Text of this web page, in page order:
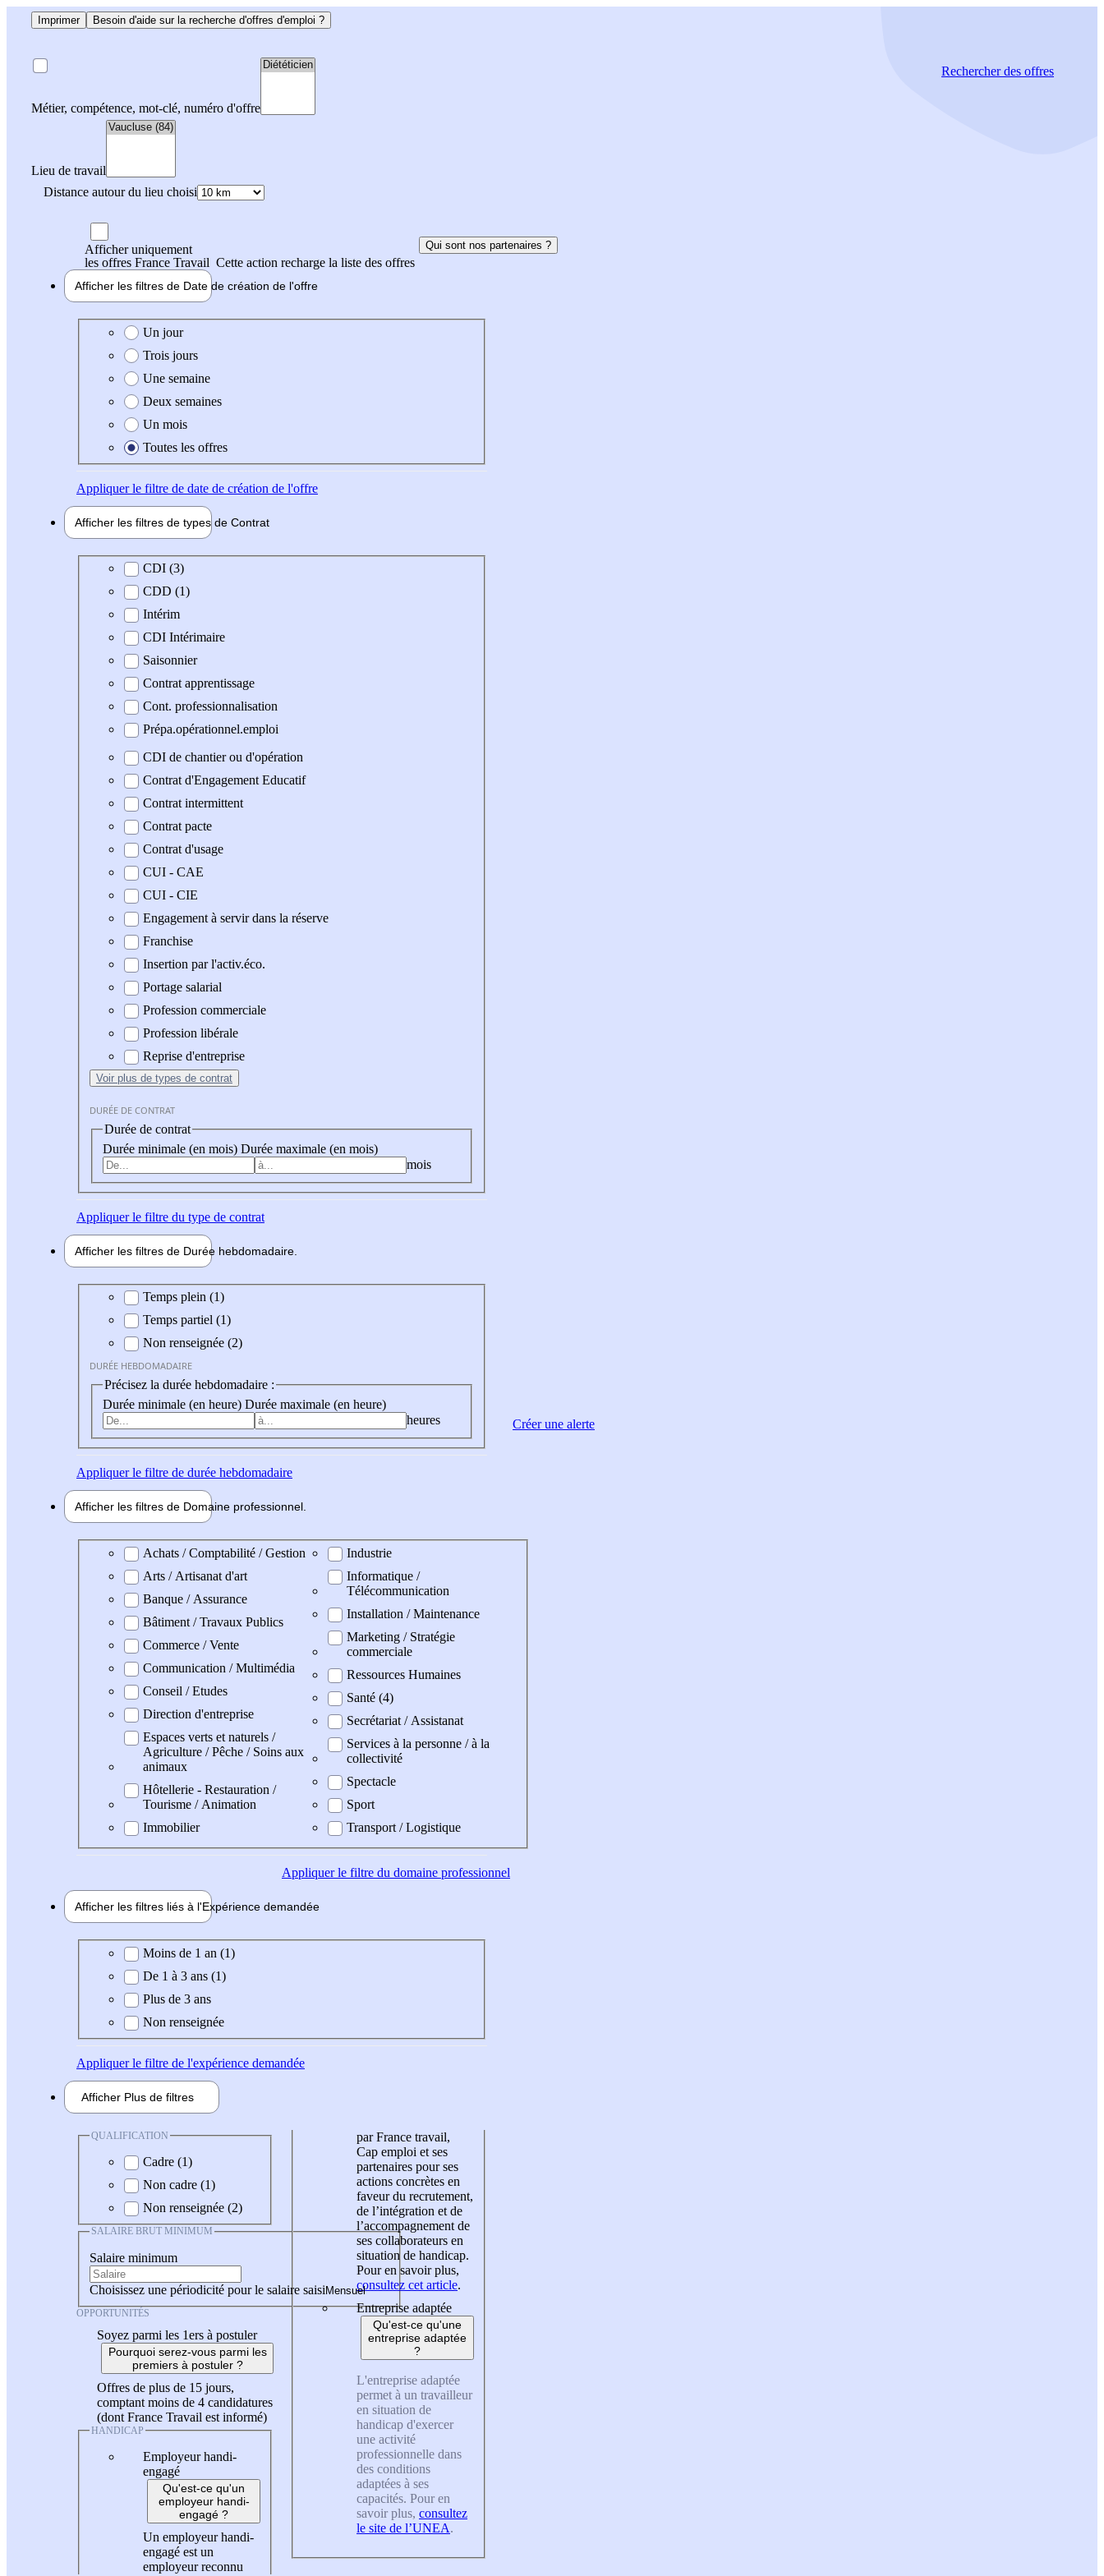
Imprimer Besoin d'aide sur la recherche d'offres d'emploi ?
Métier, compétence, mot-clé, numéro d'offre
Lieu de travail
Distance autour du lieu choisi
Rechercherdes offres
Afficher uniquement
les offres France Travail Cette action recharge la liste des offres
Qui sont nos partenaires ?
Afficher les filtres de Date de création de l'offre
Date de création de l'offre
Un jour
Trois jours
Une semaine
Deux semaines
Un mois
Toutes les offres
Appliquerle filtre de date de création de l'offre
Afficher les filtres de types de Contrat
Type de contrat
CDI (3)
CDD (1)
Intérim
CDI Intérimaire
Saisonnier
Contrat apprentissage
Cont. professionnalisation
Prépa.opérationnel.emploi
CDI de chantier ou d'opération
Contrat d'Engagement Educatif
Contrat intermittent
Contrat pacte
Contrat d'usage
CUI - CAE
CUI - CIE
Engagement à servir dans la réserve
Franchise
Insertion par l'activ.éco.
Portage salarial
Profession commerciale
Profession libérale
Reprise d'entreprise
Voir plus de types de contrat
DURÉE DE CONTRAT
Durée de contrat
Durée minimale (en mois) Durée maximale (en mois)
mois
Appliquerle filtre du type de contrat
Afficher les filtres de Durée hebdomadaire
Durée hebdomadaire
Temps plein (1)
Temps partiel (1)
Non renseignée (2)
DURÉE HEBDOMADAIRE
Précisez la durée hebdomadaire :
Durée minimale (en heure) Durée maximale (en heure)
heures
Appliquerle filtre de durée hebdomadaire
Afficher les filtres de Domaine professionnel
Domaine professionel
Achats / Comptabilité / Gestion
Arts / Artisanat d'art
Banque / Assurance
Bâtiment / Travaux Publics
Commerce / Vente
Communication / Multimédia
Conseil / Etudes
Direction d'entreprise
Espaces verts et naturels /
Agriculture / Pêche / Soins aux
animaux
Hôtellerie - Restauration /
Tourisme / Animation
Immobilier
Industrie
Informatique /
Télécommunication
Installation / Maintenance
Marketing / Stratégie
commerciale
Ressources Humaines
Santé (4)
Secrétariat / Assistanat
Services à la personne / à la
collectivité
Spectacle
Sport
Transport / Logistique
Appliquerle filtre du domaine professionnel
Afficher les filtres liés à l'Expérience demandée
Expérience demandée
Moins de 1 an (1)
De 1 à 3 ans (1)
Plus de 3 ans
Non renseignée
Appliquerle filtre de l'expérience demandée
Afficher Plus de filtres
QUALIFICATION
Cadre (1)
Non cadre (1)
Non renseignée (2)
SALAIRE BRUT MINIMUM
Salaire minimum
Choisissez une périodicité pour le salaire saisi
OPPORTUNITÉS
Soyez parmi les 1ers à postuler
Pourquoi serez-vous parmi les
premiers à postuler ?
Offres de plus de 15 jours,
comptant moins de 4 candidatures
(dont France Travail est informé)
HANDICAP
Employeur handi-
engagé
Qu'est-ce qu'un
employeur handi-
engagé ?
Un employeur handi-
engagé est un
employeur reconnu
par France travail,
Cap emploi et ses
partenaires pour ses
actions concrètes en
faveur du recrutement,
de l’intégration et de
l’accompagnement de
ses collaborateurs en
situation de handicap.
Pour en savoir plus,
consultez cet article.
Entreprise adaptée
Qu'est-ce qu'une
entreprise adaptée
?
L'entreprise adaptée
permet à un travailleur
en situation de
handicap d'exercer
une activité
professionnelle dans
des conditions
adaptées à ses
capacités. Pour en
savoir plus, consultez
le site de l’UNEA.
Créer une alerte